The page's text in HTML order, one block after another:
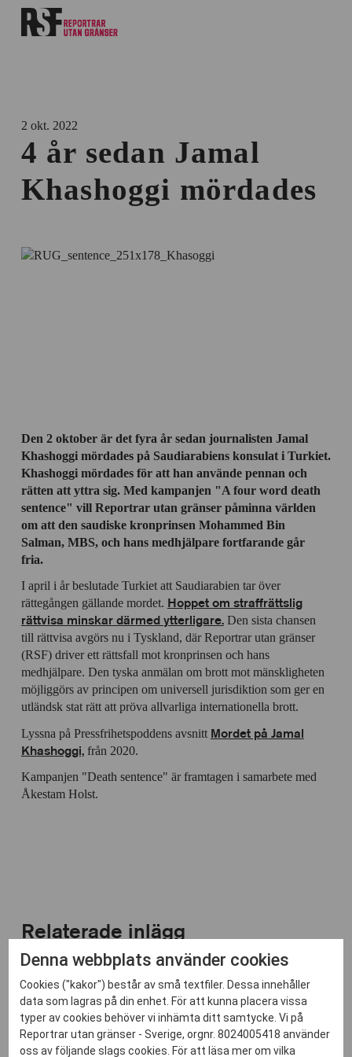
2 okt. 2022
4 år sedan Jamal
Khashoggi mördades
Den 2 oktober är det fyra år sedan journalisten Jamal
Khashoggi mördades på Saudiarabiens konsulat i Turkiet.
Khashoggi mördades för att han använde pennan och
rätten att yttra sig. Med kampanjen "A four word death
sentence" vill Reportrar utan gränser påminna världen
om att den saudiske kronprinsen Mohammed Bin
Salman, MBS, och hans medhjälpare fortfarande går
fria.
I april i år beslutade Turkiet att Saudiarabien tar över
rättegången gällande mordet. Hoppet om straffrättslig
rättvisa minskar därmed ytterligare.Den sista chansen
till rättvisa avgörs nu i Tyskland, där Reportrar utan gränser
(RSF) driver ett rättsfall mot kronprinsen och hans
medhjälpare. Den tyska anmälan om brott mot mänskligheten
möjliggörs av principen om universell jurisdiktion som ger en
utländsk stat rätt att pröva allvarliga internationella brott.
Lyssna på Pressfrihetspoddens avsnitt Mordet på Jamal
Khashoggi,från 2020.
Kampanjen "Death sentence" är framtagen i samarbete med
Åkestam Holst.
Relaterade inlägg
Denna webbplats använder cookies
Cookies ("kakor") består av små textfiler. Dessa innehåller
data som lagras på din enhet. För att kunna placera vissa
typer av cookies behöver vi inhämta ditt samtycke. Vi på
Reportrar utan gränser - Sverige, orgnr. 8024005418 använder
oss av följande slags cookies. För att läsa mer om vilka